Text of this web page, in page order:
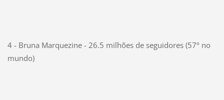
4 - Bruna Marquezine - 26.5 milhões de seguidores (57º no
mundo)